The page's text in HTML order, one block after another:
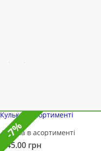
Кулька в асортименті
145.00 грн
-7%